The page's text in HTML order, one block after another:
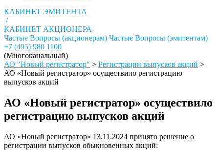
КАБИНЕТ ЭМИТЕНТА
/
КАБИНЕТ АКЦИОНЕРА
Частые Вопросы (акционерам) Частые Вопросы (эмитентам)
+7 (495) 980 1100
(Многоканальный)
АО "Новый регистратор" > Регистрации выпусков акций >
АО «Новый регистратор» осуществило регистрацию
выпусков акций
АО «Новый регистратор» осуществило
регистрацию выпусков акций
АО «Новый регистратор» 13.11.2024 принято решение о
регистрации выпусков обыкновенных акций: